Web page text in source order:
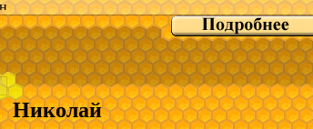
продуктов пчеловодство
всей России
и прайс скину в мессенджеры.
Николай